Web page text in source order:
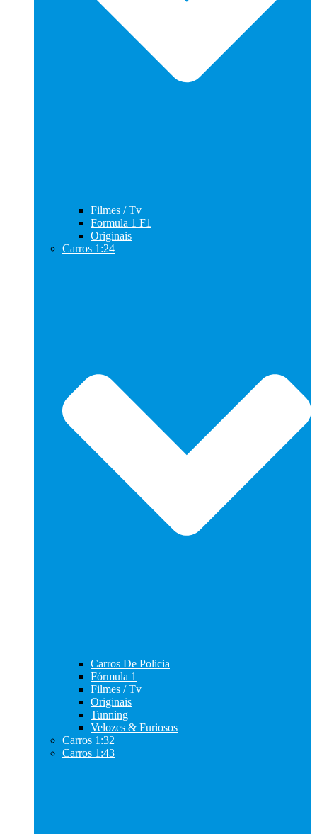
Filmes / Tv
Formula 1 F1
Originais
Carros 1:24
Carros De Policia
Fórmula 1
Filmes / Tv
Originais
Tunning
Velozes & Furiosos
Carros 1:32
Carros 1:43